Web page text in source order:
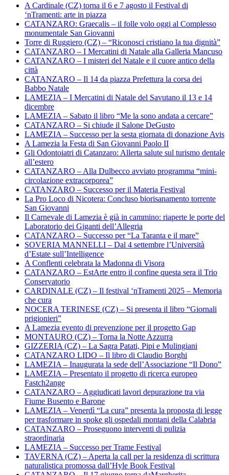
A Cardinale (CZ) torna il 6 e 7 agosto il Festival di
‘nTramenti: arte in piazza
CATANZARO: Graecalis – il folle volo oggi al Complesso
monumentale San Giovanni
Torre di Ruggiero (CZ) – “Riconosci cristiano la tua dignità”
CATANZARO – I Mercatini di Natale alla Galleria Mancuso
CATANZARO – I misteri del Natale e il cuore antico della
città
CATANZARO – Il 14 da piazza Prefettura la corsa dei
Babbo Natale
LAMEZIA – I Mercatini di Natale del Savutano il 13 e 14
dicembre
LAMEZIA – Sabato il libro “Me la sono andata a cercare”
CATANZARO – Si chiude il Salone DeGusto
LAMEZIA – Successo per la sesta giornata di donazione Avis
A Lamezia la Festa di San Giovanni Paolo II
Gli Odontoiatri di Catanzaro: Allerta salute sul turismo dentale
all’estero
CATANZARO – Alla Dulbecco avviato programma “mini-
circolazione extracorporea”
CATANZARO – Successo per il Materia Festival
La Pro Loco di Nicotera: Concluso biorisanamento torrente
San Giovanni
Il Carnevale di Lamezia è già in cammino: riaperte le porte del
Laboratorio dei Giganti dell’Allegria
CATANZARO – Successo per “La Taranta e il mare”
SOVERIA MANNELLI – Dal 4 settembre l’Università
d’Estate sull’Intelligence
A Conflenti celebrata la Madonna di Visora
CATANZARO – EstArte entro il confine questa sera il Trio
Conservatorio
CARDINALE (CZ) – Il festival ‘nTramenti 2025 – Memoria
che cura
NOCERA TERINESE (CZ) – Si presenta il libro “Giornali
prigionieri”
A Lamezia evento di prevenzione per il progetto Gap
MONTAURO (CZ) – Torna la Notte Azzurra
GIZZERIA (CZ) – La Sagra Patati, Pipi e Mulingiani
CATANZARO LIDO – Il libro di Claudio Borghi
LAMEZIA – Inaugurata la sede dell’Associazione “Il Dono”
LAMEZIA – Presentato il progetto di ricerca europeo
Fastch2ange
CATANZARO – Aggiudicati lavori depurazione tra via
Fiume Busento e Barone
LAMEZIA – Venerdì “La cura” presenta la proposta di legge
per trasformare in spoke gli ospedali montani della Calabria
CATANZARO – Proseguono interventi di pulizia
straordinaria
LAMEZIA – Successo per Trame Festival
TAVERNA (CZ) – Aperta la call per la residenza di scrittura
naturalistica promossa dall’Hyle Book Festival